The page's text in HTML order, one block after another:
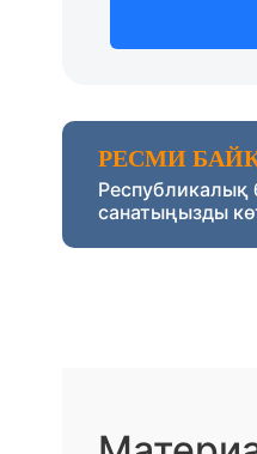
РЕСМИ
санатыңызды